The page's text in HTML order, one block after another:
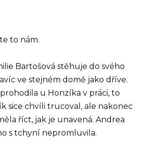
to nám.
Bartošová stěhuje do svého
ve stejném domě jako dříve.
u Honzíka v práci, to
sice chvíli trucoval, ale nakonec
říct, jak je unavená. Andrea
s tchyní nepromluvila.